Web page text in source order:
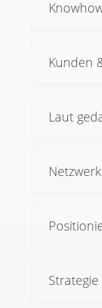
Kunden
Laut